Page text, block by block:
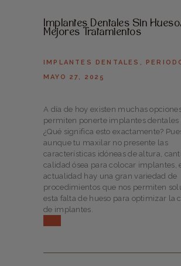
Implantes Dentales Sin
Mejores Tratamientos
IMPLANTES DENTALES ,
MAYO 27, 2025
A día de hoy existen muchas
permiten ponerte implantes dentales
¿Qué significa esto exactamente?
aunque tu maxilar no presente las
características idóneas de altura,
calidad ósea para colocar implantes,
actualidad hay una gran variedad de
procedimientos que nos permiten
esta falta de hueso para optimizar la
de implantes.